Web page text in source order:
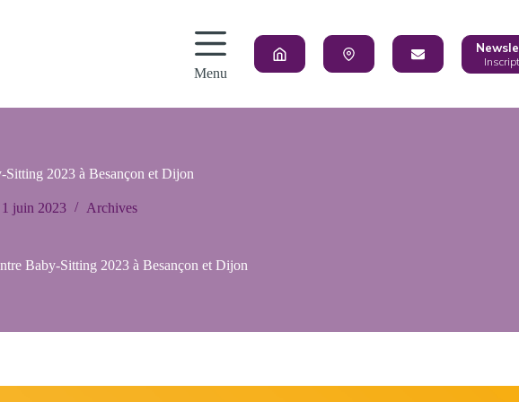
Menu
Sitting 2023 à Besançon et Dijon
1 juin 2023 Archives
Baby-Sitting 2023 à Besançon et Dijon